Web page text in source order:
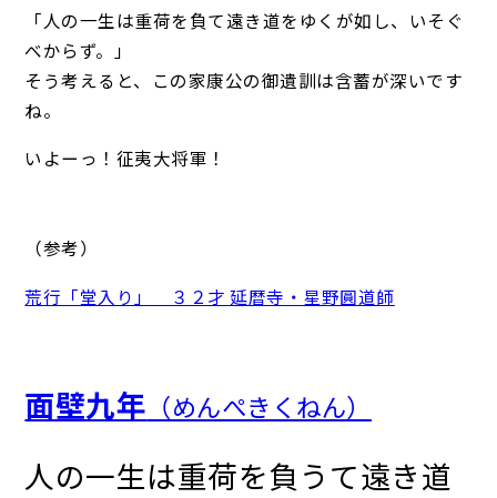
「人の一生は重荷を負て遠き道をゆくが如し、いそぐ
べからず。」
そう考えると、この家康公の御遺訓は含蓄が深いです
ね。
いよーっ！征夷大将軍！
（参考）
荒行「堂入り」 ３２才 延暦寺・星野圓道師
面壁九年 （めんぺきくねん）
人の一生は重荷を負うて遠き道